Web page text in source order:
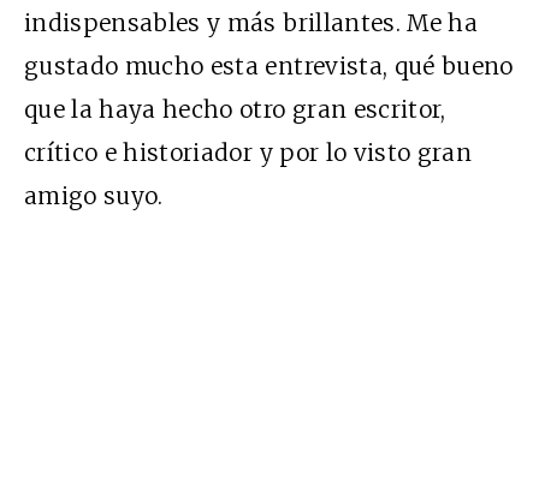
indispensables y más brillantes. Me ha
gustado mucho esta entrevista, qué bueno
que la haya hecho otro gran escritor,
crítico e historiador y por lo visto gran
amigo suyo.